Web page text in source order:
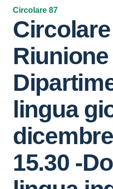
Circolare 87
Riunione
lingua
15.30 -